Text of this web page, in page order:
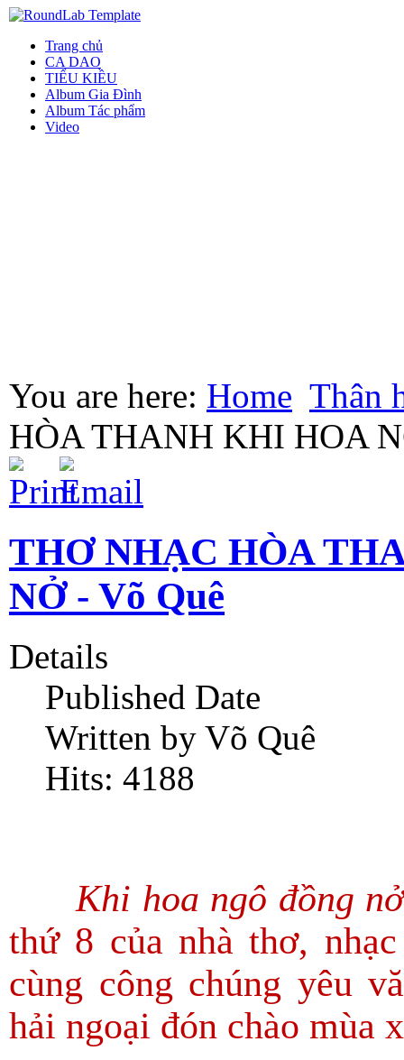
Trang chủ
CA DAO
TIỂU KIỀU
Album Gia Đình
Album Tác phẩm
Video
You are here: Home Thân
HÒA THANH KHI HOA
THƠ NHẠC HÒA
NỞ - Võ Quê
Details
Published Date
Written by Võ Quê
Hits: 4188
Khi hoa ngô đồng nở
thứ 8 của nhà thơ,
cùng công chúng yêu
hải ngoại đón chào mùa